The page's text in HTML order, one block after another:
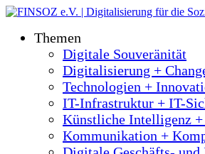
Themen
Digitale Souveränität
Digitalisierung +
Technologien +
IT-Infrastruktur + IT-
Künstliche Intelligenz +
Kommunikation +